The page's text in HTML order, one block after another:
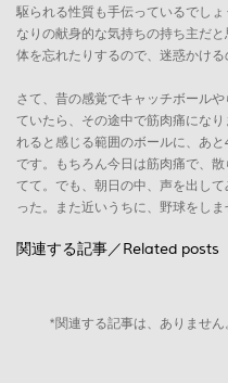
駆られる性質も手伝っているでし
なりの献身的な気持ちの持ち主だ
体を忘れたりするので、迷惑かける
さて、昔の感覚でキャッチボール
ていたら、その途中で筋肉痛にな
れると感じる範囲のボールに、あ
です。もちろん今日は筋肉痛で、
てて。でも、朝日の中、声を出し
った。また近いうちに、野球をしま
関連する記事／Related posts
*関連する記事は、ありません